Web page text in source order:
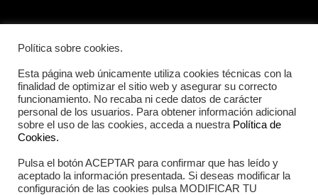
2026 Iberian Sportech © Todos los derechos
reservados.
Política sobre cookies.
Esta página web únicamente utiliza cookies técnicas con la
finalidad de optimizar el sitio web y asegurar su correcto
funcionamiento. No recaba ni cede datos de carácter
personal de los usuarios. Para obtener información adicional
sobre el uso de las cookies, acceda a nuestra Política de
Cookies.
Pulsa el botón ACEPTAR para confirmar que has leído y
aceptado la información presentada. Si deseas modificar la
configuración de las cookies pulsa MODIFICAR TU